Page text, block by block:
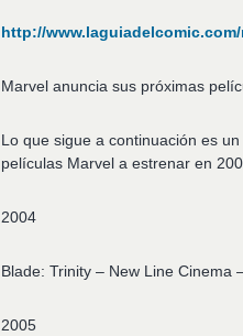
http://
Marvel anuncia sus próximas
Lo que sigue a continuación es
películas Marvel a estrenar en
2004
Blade: Trinity – New Line Cinema
2005